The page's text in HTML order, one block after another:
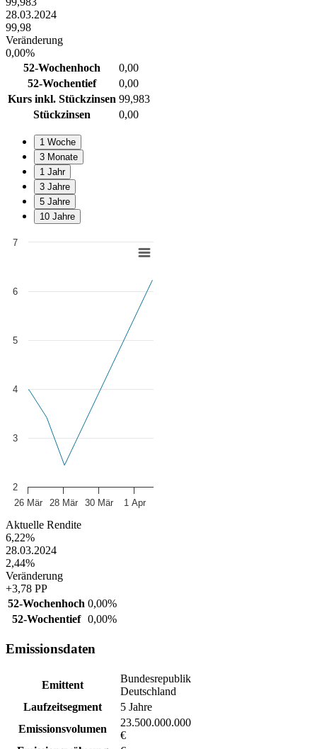
28.03.2024
99,98
Veränderung
0,00%
52-Wochenhoch
0,00
52-Wochentief
0,00
Kurs inkl. Stückzinsen 99,983
Stückzinsen
0,00
1 Woche
3 Monate
1 Jahr
3 Jahre
5 Jahre
10 Jahre
View as data table, Chart
The chart has 1 X axis displaying Time. Data ranges from 2019-01-
The chart has 1 Y axis displaying values. Data ranges from 2.4405 to
26 Mär 28 Mär 30 Mär 1 Apr
2
4
6
3
5
7
End of interactive chart.
Aktuelle Rendite
6,22%
28.03.2024
2,44%
Veränderung
+3,78 PP
52-Wochenhoch 0,00%
52-Wochentief 0,00%
Emissionsdaten
Emittent
Bundesrepublik
Deutschland
Laufzeitsegment
5 Jahre
Emissionsvolumen
23.500.000.000
€